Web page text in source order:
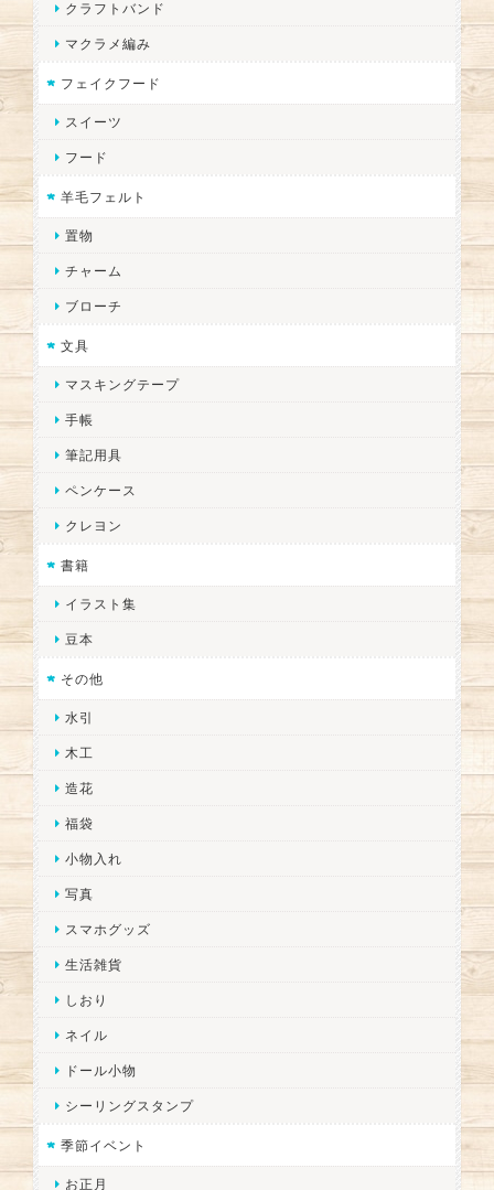
クラフトバンド
マクラメ編み
フェイクフード
スイーツ
フード
羊毛フェルト
置物
チャーム
ブローチ
文具
マスキングテープ
手帳
筆記用具
ペンケース
クレヨン
書籍
イラスト集
豆本
その他
水引
木工
造花
福袋
小物入れ
写真
スマホグッズ
生活雑貨
しおり
ネイル
ドール小物
シーリングスタンプ
季節イベント
お正月